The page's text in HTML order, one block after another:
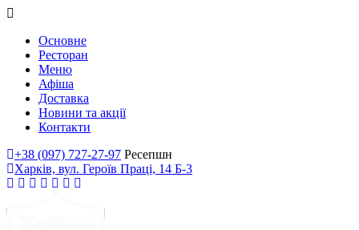
Основне
Ресторан
Меню
Афіша
Доставка
Новини та акції
Контакти
+38 (097) 727-27-97 Ресепшн
Харків, вул. Героїв Праці, 14 Б-3